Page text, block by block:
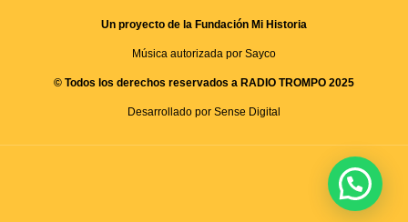
Un proyecto de la Fundación Mi Historia
Música autorizada por Sayco
© Todos los derechos reservados a RADIO TROMPO 2025
Desarrollado por Sense Digital